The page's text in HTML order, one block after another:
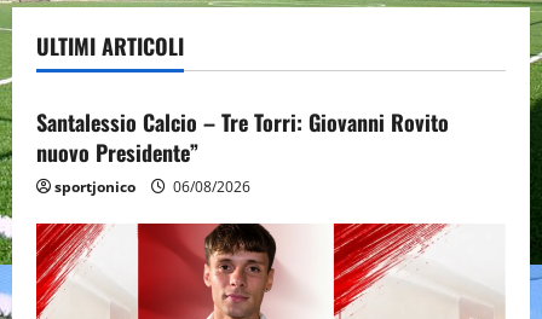
ULTIMI ARTICOLI
Promozione
Santalessio Calcio – Tre Torri: Giovanni Rovito
nuovo Presidente”
sportjonico 06/08/2026